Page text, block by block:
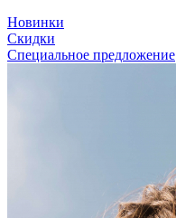
Новинки
Скидки
Специальное предложение